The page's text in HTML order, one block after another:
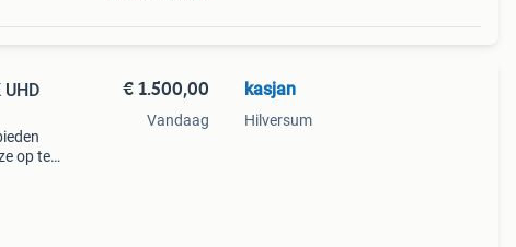
op te
€ 1.500,00
Vandaag
kasjan
Hilversum